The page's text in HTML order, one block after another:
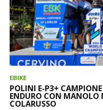
EBIKE
POLINI E-P3+
ENDURO CON MANOLO
COLARUSSO